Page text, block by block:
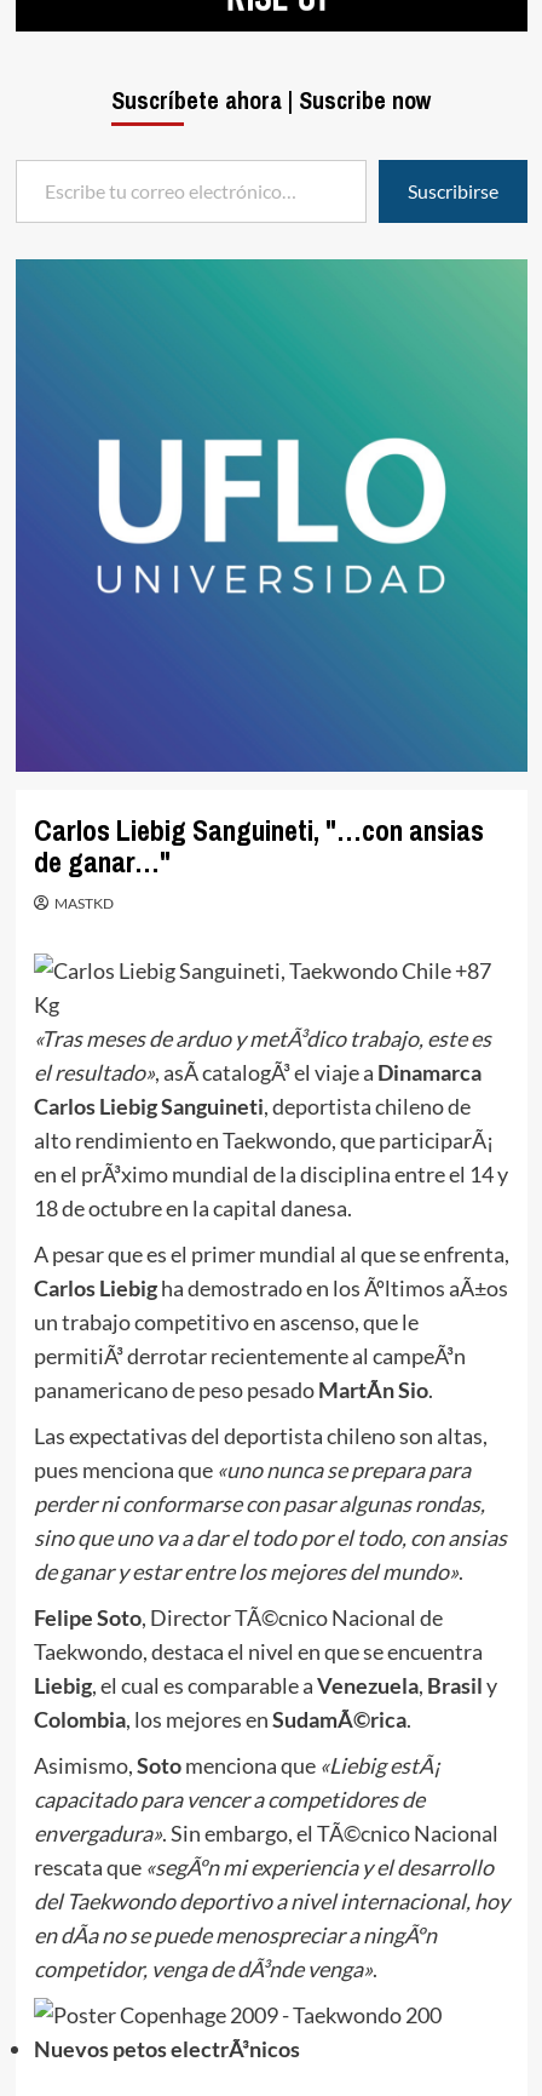
Carlos Liebig Sanguineti, "…con ansias
de ganar…"
MASTKD
«Tras meses de arduo y metÃ³dico trabajo, este es
el resultado», asÃ­ catalogÃ³ el viaje a Dinamarca
Carlos Liebig Sanguineti, deportista chileno de
alto rendimiento en Taekwondo, que participarÃ¡
en el prÃ³ximo mundial de la disciplina entre el 14 y
18 de octubre en la capital danesa.
A pesar que es el primer mundial al que se enfrenta,
Carlos Liebigha demostrado en los Ãºltimos aÃ±os
un trabajo competitivo en ascenso, que le
permitiÃ³ derrotar recientemente al campeÃ³n
panamericano de peso pesadoMartÃ­n Sio.
Las expectativas del deportista chileno son altas,
pues menciona que «uno nunca se prepara para
perder ni conformarse con pasar algunas rondas,
sino que uno va a dar el todo por el todo, con ansias
de ganar y estar entre los mejores del mundo».
Felipe Soto, Director TÃ©cnico Nacional de
Taekwondo, destaca el nivel en que se encuentra
Liebig, el cual es comparable aVenezuela, Brasily
Colombia, los mejores enSudamÃ©rica.
Asimismo,Sotomenciona que «Liebig estÃ¡
capacitado para vencer a competidores de
envergadura». Sin embargo, el TÃ©cnico Nacional
rescata que«segÃºn mi experiencia y el desarrollo
del Taekwondo deportivo a nivel internacional, hoy
en dÃ­a no se puede menospreciar a ningÃºn
competidor, venga de dÃ³nde venga».
Nuevos petos electrÃ³nicos
Suscríbete ahora | Suscribe now
Escribe tu correo electrónico…
Suscribirse